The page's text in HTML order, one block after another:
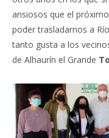
ansiosos que el
poder trasladarnos a
tanto gusta a los
de Alhaurín el Grande